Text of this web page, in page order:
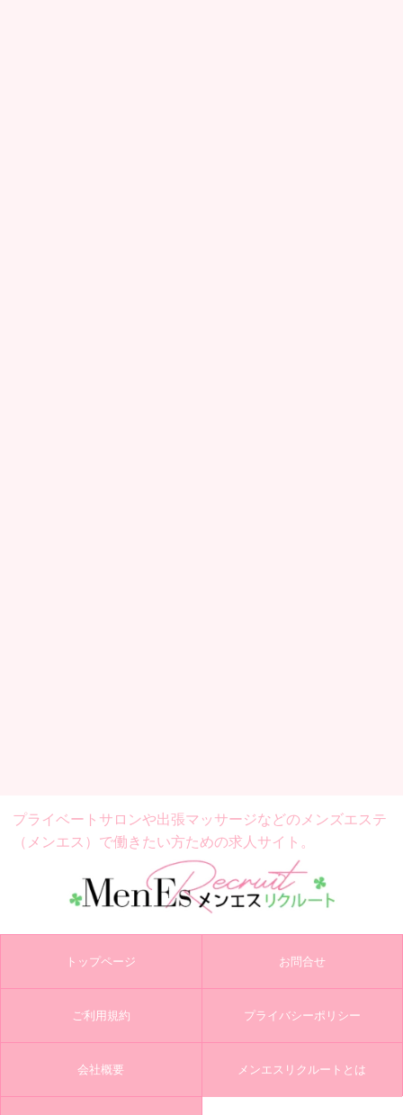
プライベートサロンや出張マッサージなどの メンズエステ
（メンエス）で働きたい方ための求人サイト。
トップページ お問合せ
ご利用規約 プライバシーポリシー
会社概要 メンエスリクルートとは